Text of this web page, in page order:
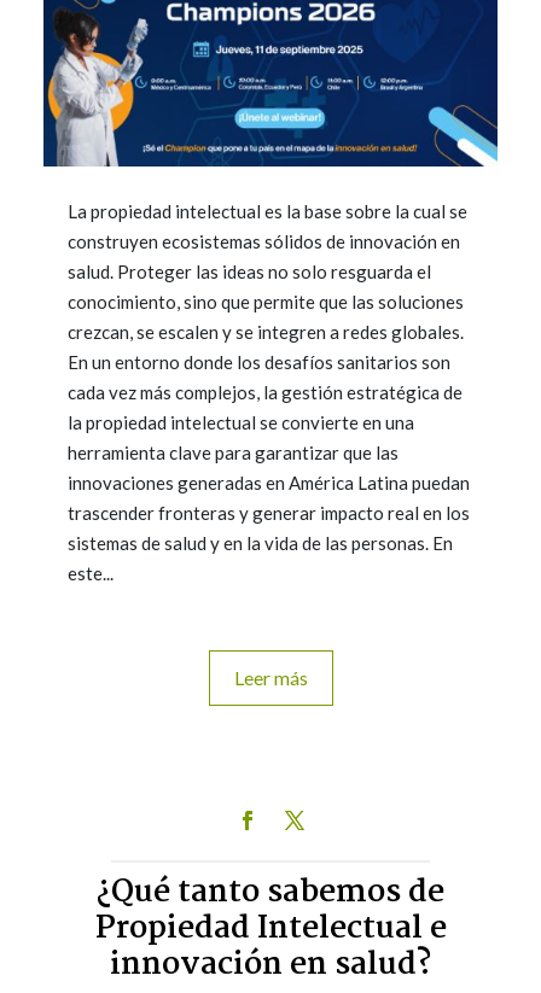
La propiedad intelectual es la base sobre la cual se
construyen ecosistemas sólidos de innovación en
salud. Proteger las ideas no solo resguarda el
conocimiento, sino que permite que las soluciones
crezcan, se escalen y se integren a redes globales.
En un entorno donde los desafíos sanitarios son
cada vez más complejos, la gestión estratégica de
la propiedad intelectual se convierte en una
herramienta clave para garantizar que las
innovaciones generadas en América Latina puedan
trascender fronteras y generar impacto real en los
sistemas de salud y en la vida de las personas. En
este...
Leer más
¿Qué tanto sabemos de
Propiedad Intelectual e
innovación en salud?